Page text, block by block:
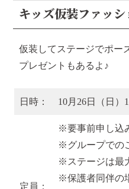
キッズ仮装ファッ
仮装してステージでポ
プレゼントもあるよ♪
日時： 10月26日（日
定員：
※要事前申し込
※グループでの
※ステージは最
※保護者同伴の